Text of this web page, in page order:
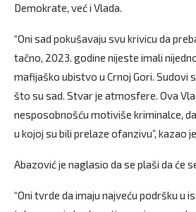
Demokrate, već i Vlada.
“Oni sad pokušavaju svu krivicu da
tačno, 2023. godine nijeste imali
mafijaško ubistvo u Crnoj Gori. Sudovi
što su sad. Stvar je atmosfere. Ova
nesposobnošću motiviše kriminalce,
u kojoj su bili prelaze ofanzivu”, kazao
Abazović je naglasio da se plaši da će
“Oni tvrde da imaju najveću podršku u